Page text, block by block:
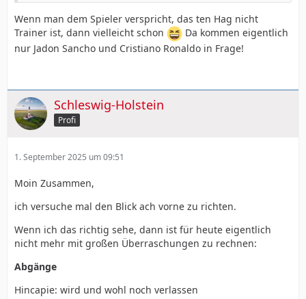
Wenn man dem Spieler verspricht, das ten Hag nicht
Trainer ist, dann vielleicht schon
Da kommen eigentlich
nur Jadon Sancho und Cristiano Ronaldo in Frage!
Schleswig-Holstein
Profi
1. September 2025 um 09:51
Moin Zusammen,
ich versuche mal den Blick ach vorne zu richten.
Wenn ich das richtig sehe, dann ist für heute eigentlich
nicht mehr mit großen Überraschungen zu rechnen:
Abgänge
Hincapie: wird und wohl noch verlassen